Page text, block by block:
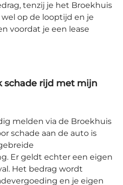
tenzij je het Broekhuis
op de looptijd en je
voordat je een lease
schade rijd met mijn
melden via de Broekhuis
schade aan de auto is
Er geldt echter een eigen
Het bedrag wordt
en je eigen